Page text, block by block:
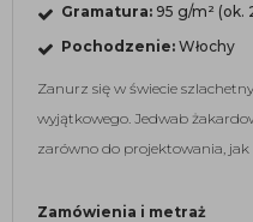
Gramatura: 95 g/m² (ok.
Pochodzenie: Włochy
Zanurz się w świecie
wyjątkowego. Jedwab
zarówno do projektowania, jak
Zamówienia i metraż